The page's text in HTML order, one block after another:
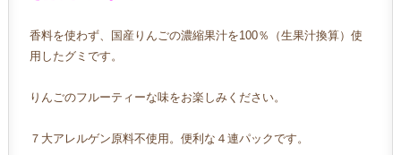
香料を使わず、国産りんごの濃縮果汁を100％（生果汁換算）使
用したグミです。
りんごのフルーティーな味をお楽しみください。
７大アレルゲン原料不使用。便利な４連パックです。